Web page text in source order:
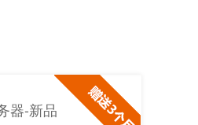
器-新品